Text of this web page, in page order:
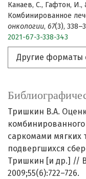
Канаев, С., Гафтон, И.,
Комбинированное
онкологии, 67(3),
2021-67-3-338-343
Другие форматы
Тришкин В.А.
саркомами мягких
подвергшихся
Тришкин [и др.] //
2009;55(6):722–726.